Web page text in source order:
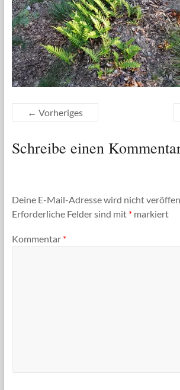
← Vorheriges
Schreibe einen
Deine E-Mail-Adresse wird nicht
Erforderliche Felder sind mit *markiert
Kommentar *